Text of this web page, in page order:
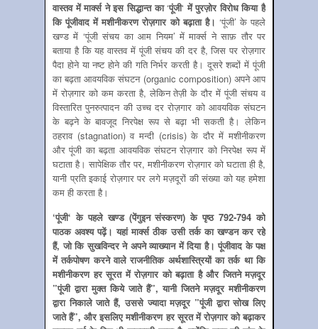
वास्‍तव में मार्क्‍स ने इस सिद्धान्‍त का‘पूंजी‘ में पुरज़ोर विरोध किया है
कि पूंजीवाद में मशीनीकरण रोज़गार को बढ़ाता है। ‘पूंजी’ के पहले
खण्‍ड में ‘पूंजी संचय का आम नियम’ में मार्क्‍स ने साफ़ तौर पर
बताया है कि यह वास्‍तव में पूंजी संचय की दर है, जिस पर रोज़गार
पैदा होने या नष्‍ट होने की गति निर्भर करती है। दूसरे शब्‍दों में पूंजी
का बढ़ता आवयविक संघटन (organic composition) अपने आप
में रोज़गार को कम करता है, लेकिन तेज़ी के दौर में पूंजी संचय व
विस्‍तारित पुनरुत्‍पादन की उच्‍च दर रोज़गार को आवयविक संघटन
के बढ़ने के बावजूद निरपेक्ष रूप से बढ़ा भी सकती है। लेकिन
ठहराव (stagnation) व मन्‍दी (crisis) के दौर में मशीनीकरण
और पूंजी का बढ़ता आवयविक संघटन रोज़गार को निरपेक्ष रूप में
घटाता है। सापेक्षिक तौर पर, मशीनीकरण रोज़गार को घटाता ही है,
यानी प्रति इकाई रोज़गार पर लगे मज़दूरों की संख्‍या को यह हमेशा
कम ही करता है।
‘पूंजी‘ के पहले खण्‍ड (पेंगुइन संस्‍करण) के पृष्‍ठ 792-794 को
पाठक अवश्‍य पढ़ें। यहां मार्क्‍स ठीक उसी तर्क का खण्‍डन कर रहे
हैं, जो कि सुखविन्‍दर ने अपने व्‍याख्‍यान में दिया है। पूंजीवाद के पक्ष
में तर्कपोषण करने वाले राजनीतिक अर्थशास्त्रियों का तर्क था कि
मशीनीकरण हर सूरत में रोज़गार को बढ़ाता है और जितने मज़दूर
”पूंजी द्वारा मुक्‍त किये जाते हैं”, यानी जितने मज़दूर मशीनीकरण
द्वारा निकाले जाते हैं, उससे ज्‍यादा मज़दूर ”पूंजी द्वारा सोख लिए
जाते हैं”,और इसलिए मशीनीकरण हर सूरत में रोज़गार को बढ़ाकर